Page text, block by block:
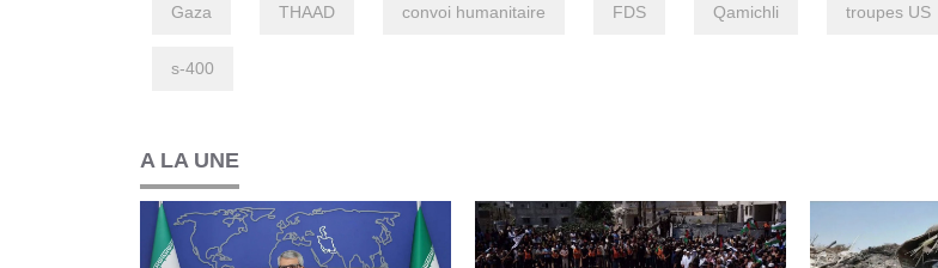
Gaza THAAD convoi humanitaire FDS Qamichli troupes US
s-400
A LA UNE